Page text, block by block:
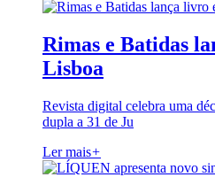
Rimas e Batidas
Lisboa
Revista digital celebra uma
dupla a 31 de Ju
Ler mais+